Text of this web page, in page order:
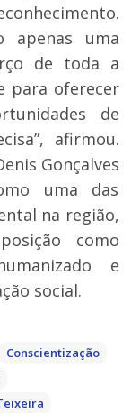
apenas uma
de toda a
para oferecer
de
afirmou.
Gonçalves
uma das
na região,
como
e
social.
Conscientização